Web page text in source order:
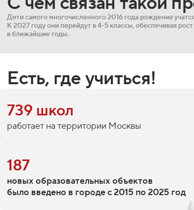
Дети самого многочисленного 2016 года рождения
К 2027 году они перейдут в 4-5 классы, обеспечивая
в ближайшие годы.
Есть, где учиться!
739 школ
работает на территории Москвы
187
новых образовательных объектов
было введено в городе с 2015 по 2025 год